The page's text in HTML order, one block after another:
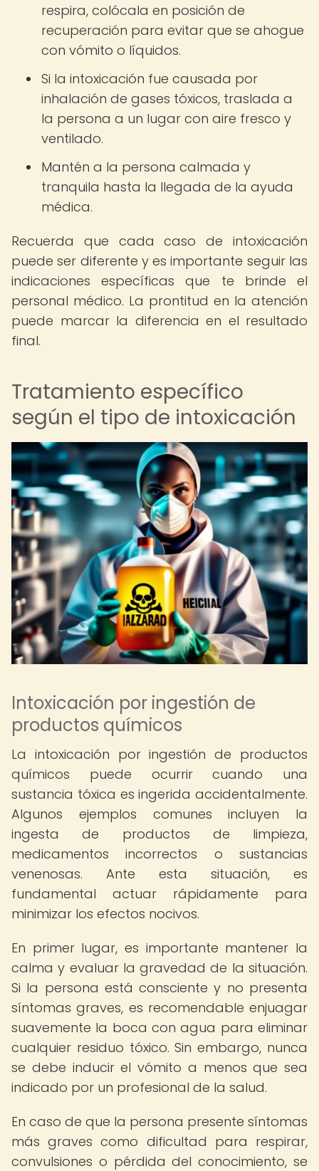
respira, colócala en posición de
recuperación para evitar que se ahogue
con vómito o líquidos.
Si la intoxicación fue causada por
inhalación de gases tóxicos, traslada a
la persona a un lugar con aire fresco y
ventilado.
Mantén a la persona calmada y
tranquila hasta la llegada de la ayuda
médica.
Recuerda que cada caso de intoxicación
puede ser diferente y es importante seguir las
indicaciones específicas que te brinde el
personal médico. La prontitud en la atención
puede marcar la diferencia en el resultado
final.
Tratamiento específico
según el tipo de intoxicación
Intoxicación por ingestión de
productos químicos
La intoxicación por ingestión de productos
químicos puede ocurrir cuando una
sustancia tóxica es ingerida accidentalmente.
Algunos ejemplos comunes incluyen la
ingesta de productos de limpieza,
medicamentos incorrectos o sustancias
venenosas. Ante esta situación, es
fundamental actuar rápidamente para
minimizar los efectos nocivos.
En primer lugar, es importante mantener la
calma y evaluar la gravedad de la situación.
Si la persona está consciente y no presenta
síntomas graves, es recomendable enjuagar
suavemente la boca con agua para eliminar
cualquier residuo tóxico. Sin embargo, nunca
se debe inducir el vómito a menos que sea
indicado por un profesional de la salud.
En caso de que la persona presente síntomas
más graves como dificultad para respirar,
convulsiones o pérdida del conocimiento, se